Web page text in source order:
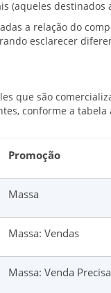
(aqueles destinados
a relação do
esclarecer
que são
conforme a tabela
Promoção
Massa
Massa: Vendas
Massa: Venda Precisa